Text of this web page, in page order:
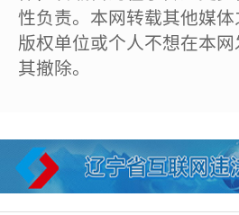
性负责。本网转载其他媒
版权单位或个人不想在本
其撤除。